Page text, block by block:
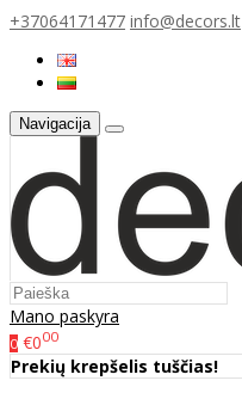
+37064171477 info@decors.lt
Navigacija
Mano paskyra
0 €000
Prekių krepšelis tuščias!